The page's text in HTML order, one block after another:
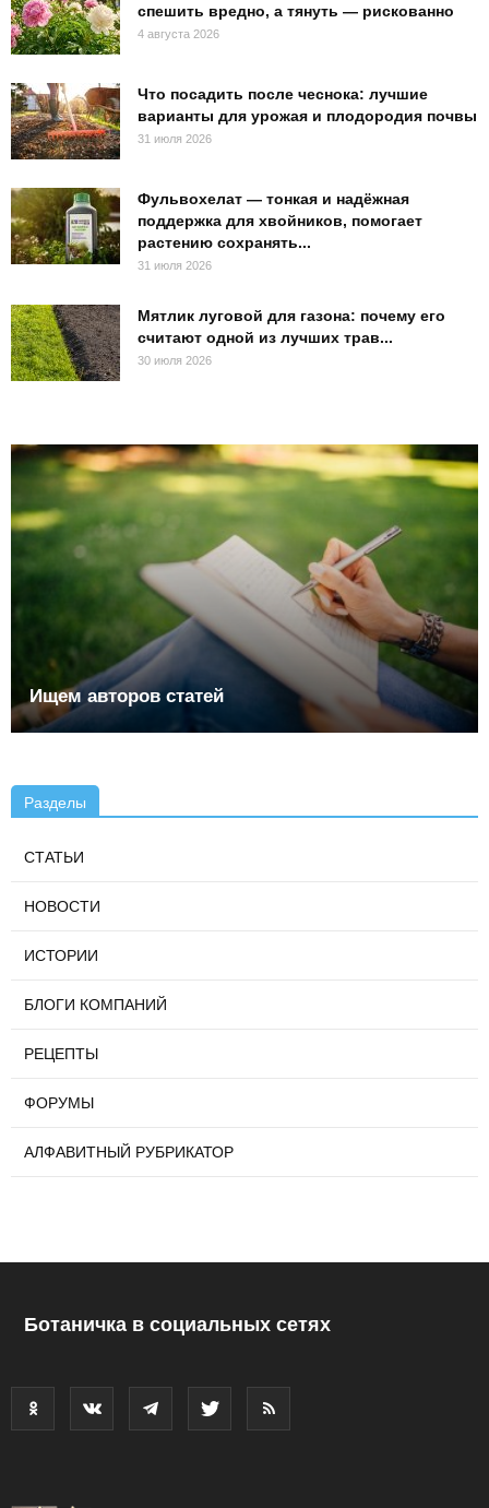
спешить вредно, а тянуть — рискованно
4 августа 2026
Что посадить после чеснока: лучшие
варианты для урожая и плодородия почвы
31 июля 2026
Фульвохелат — тонкая и надёжная
поддержка для хвойников, помогает
растению сохранять...
31 июля 2026
Мятлик луговой для газона: почему его
считают одной из лучших трав...
30 июля 2026
Ищем авторов статей
Разделы
СТАТЬИ
НОВОСТИ
ИСТОРИИ
БЛОГИ КОМПАНИЙ
РЕЦЕПТЫ
ФОРУМЫ
АЛФАВИТНЫЙ РУБРИКАТОР
Ботаничка в социальных сетях